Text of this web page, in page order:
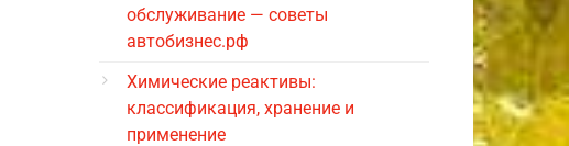
обслуживание — советы
автобизнес.рф
Химические реактивы:
классификация, хранение и
применение